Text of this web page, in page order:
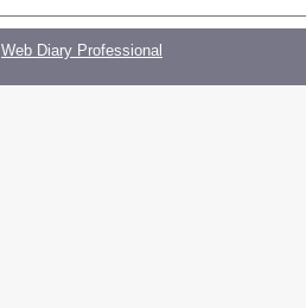
Web Diary Professional